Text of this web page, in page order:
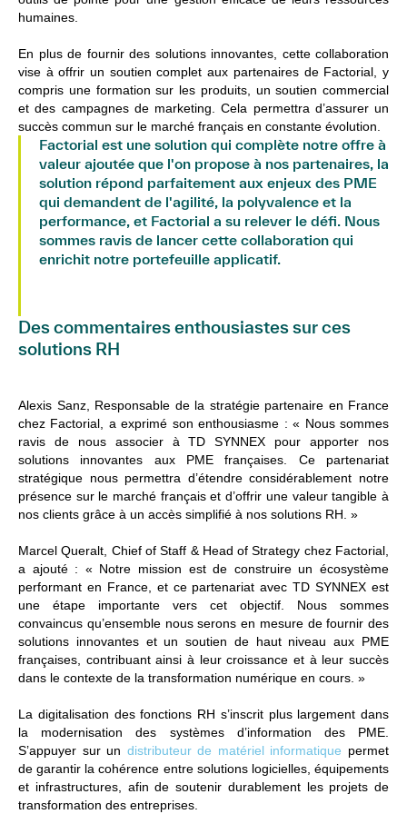
humaines.
En plus de fournir des solutions innovantes, cette collaboration
vise à offrir un soutien complet aux partenaires de Factorial, y
compris une formation sur les produits, un soutien commercial
et des campagnes de marketing. Cela permettra d’assurer un
succès commun sur le marché français en constante évolution.
Factorial est une solution qui complète notre offre à
valeur ajoutée que l'on propose à nos partenaires, la
solution répond parfaitement aux enjeux des PME
qui demandent de l'agilité, la polyvalence et la
performance, et Factorial a su relever le défi. Nous
sommes ravis de lancer cette collaboration qui
enrichit notre portefeuille applicatif.
Des commentaires enthousiastes sur ces
solutions RH
Alexis Sanz, Responsable de la stratégie partenaire en France
chez Factorial, a exprimé son enthousiasme : « Nous sommes
ravis de nous associer à TD SYNNEX pour apporter nos
solutions innovantes aux PME françaises. Ce partenariat
stratégique nous permettra d’étendre considérablement notre
présence sur le marché français et d’offrir une valeur tangible à
nos clients grâce à un accès simplifié à nos solutions RH. »
Marcel Queralt, Chief of Staff & Head of Strategy chez Factorial,
a ajouté : « Notre mission est de construire un écosystème
performant en France, et ce partenariat avec TD SYNNEX est
une étape importante vers cet objectif. Nous sommes
convaincus qu’ensemble nous serons en mesure de fournir des
solutions innovantes et un soutien de haut niveau aux PME
françaises, contribuant ainsi à leur croissance et à leur succès
dans le contexte de la transformation numérique en cours. »
La digitalisation des fonctions RH s’inscrit plus largement dans
la modernisation des systèmes d’information des PME.
S’appuyer sur un distributeur de matériel informatique permet
de garantir la cohérence entre solutions logicielles, équipements
et infrastructures, afin de soutenir durablement les projets de
transformation des entreprises.